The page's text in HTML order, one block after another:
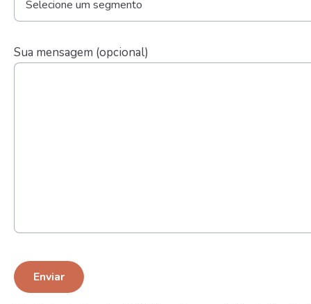
Sua mensagem (opcional)